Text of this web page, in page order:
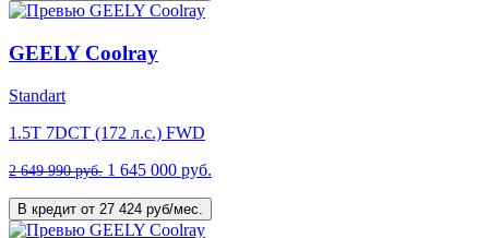
GEELY Coolray
Standart
1.5T 7DCT (172 л.с.) FWD
2 649 990 руб. 1 645 000 руб.
В кредит от 27 424 руб/мес.